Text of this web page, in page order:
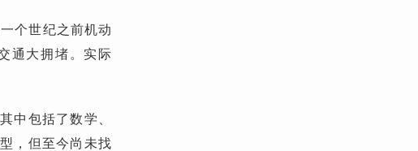
个世纪之前机动
通大拥堵。实际
中包括了数学、
，但至今尚未找